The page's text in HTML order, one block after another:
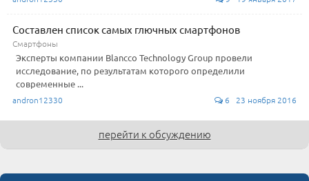
Составлен список самых глючных смартфонов
Смартфоны
Эксперты компании Blancco Technology Group провели
исследование, по результатам которого определили
современные ...
andron12330 6 23 ноября 2016
перейти к обсуждению